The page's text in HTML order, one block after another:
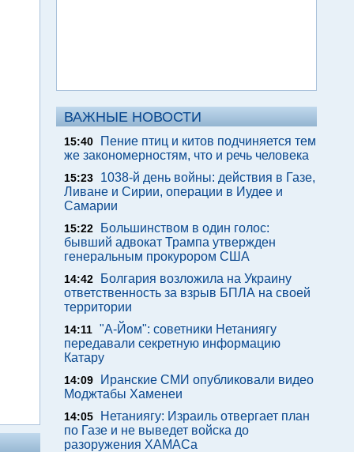
ВАЖНЫЕ НОВОСТИ
15:40
Пение птиц и китов подчиняется тем
же закономерностям, что и речь человека
15:23
1038-й день войны: действия в Газе,
Ливане и Сирии, операции в Иудее и
Самарии
15:22
Большинством в один голос:
бывший адвокат Трампа утвержден
генеральным прокурором США
14:42
Болгария возложила на Украину
ответственность за взрыв БПЛА на своей
территории
14:11 "А-Йом": советники Нетаниягу
передавали секретную информацию
Катару
14:09
Иранские СМИ опубликовали видео
Моджтабы Хаменеи
14:05
Нетаниягу: Израиль отвергает план
по Газе и не выведет войска до
разоружения ХАМАСа